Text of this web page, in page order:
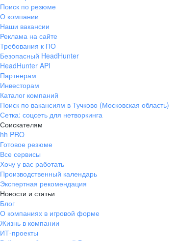
Поиск по резюме
О компании
Наши вакансии
Реклама на сайте
Требования к ПО
Безопасный HeadHunter
HeadHunter API
Партнерам
Инвесторам
Каталог компаний
Поиск по вакансиям в Тучково (Московская область)
Сетка: соцсеть для нетворкинга
Соискателям
hh PRO
Готовое резюме
Все сервисы
Хочу у вас работать
Производственный календарь
Экспертная рекомендация
Новости и статьи
Блог
О компаниях в игровой форме
Жизнь в компании
ИТ-проекты